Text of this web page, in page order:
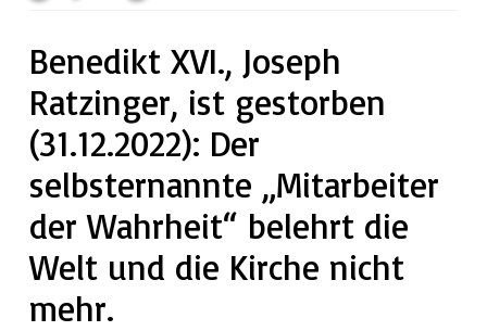
Benedikt XVI., Joseph
Ratzinger, ist gestorben
(31.12.2022): Der
selbsternannte „Mitarbeiter
der Wahrheit“ belehrt die
Welt und die Kirche nicht
mehr.